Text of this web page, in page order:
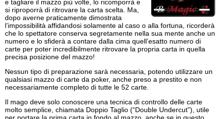
e tagliare il mazzo più volte, lo ricomporrà e
si riproporrà di ritrovare la carta scelta. Ma,
dopo averne praticamente dimostrata
l’impossibilità affidandosi solamente al caso o alla fortuna, ricorderà
che lo spettatore conserva segretamente nella sua mente anche un
numero e lo sfiderà a contare dalla cima quell’esatto numero di
carte per poter incredibilmente ritrovare la propria carta in quella
precisa posizione del mazzo!
Nessun tipo di preparazione sarà necessaria, potendo utilizzare un
qualsiasi mazzo di carte da poker, anche preso a prestito e non
necessariamente completo di tutte le 52 carte.
Il mago deve solo conoscere una tecnica di controllo delle carte
molto semplice, chiamata Doppio Taglio (“Double Undercut”), utile